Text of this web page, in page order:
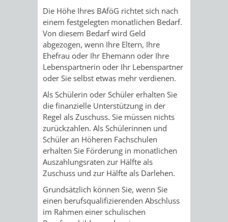
GENEHMIGUNGSVERFAHREN
TAG
DES
OFFENEN
DENKMALS
/
LIEGENSCHAFTEN
ABWASSERBESEITIGUNG
ERSCHLIESSUNGSBEITRAG
ANTRAGSVERFAHREN
VERMIETE
DOCH
AN
DEINE
BAURECHT
DENKMALSCHUTZ
AMT
FÜR
STABSSTELLE
BÄDER
HOCHBAU
(PLANUNG
UND
Die Höhe Ihres BAföG richtet sich nach
einem festgelegten monatlichen Bedarf.
Von diesem Bedarf wird Geld
abgezogen, wenn Ihre Eltern, Ihre
Ehefrau oder Ihr Ehemann oder Ihre
Lebenspartnerin oder Ihr Lebenspartner
oder Sie selbst etwas mehr verdienen.
Als Schülerin oder Schüler erhalten Sie
die finanzielle Unterstützung in der
Regel als Zuschuss. Sie müssen nichts
zurückzahlen. Als Schülerinnen und
Schüler an Höheren Fachschulen
erhalten Sie Förderung in monatlichen
Auszahlungsraten zur Hälfte als
Zuschuss und zur Hälfte als Darlehen.
Grundsätzlich können Sie, wenn Sie
einen berufsqualifizierenden Abschluss
im Rahmen einer schulischen